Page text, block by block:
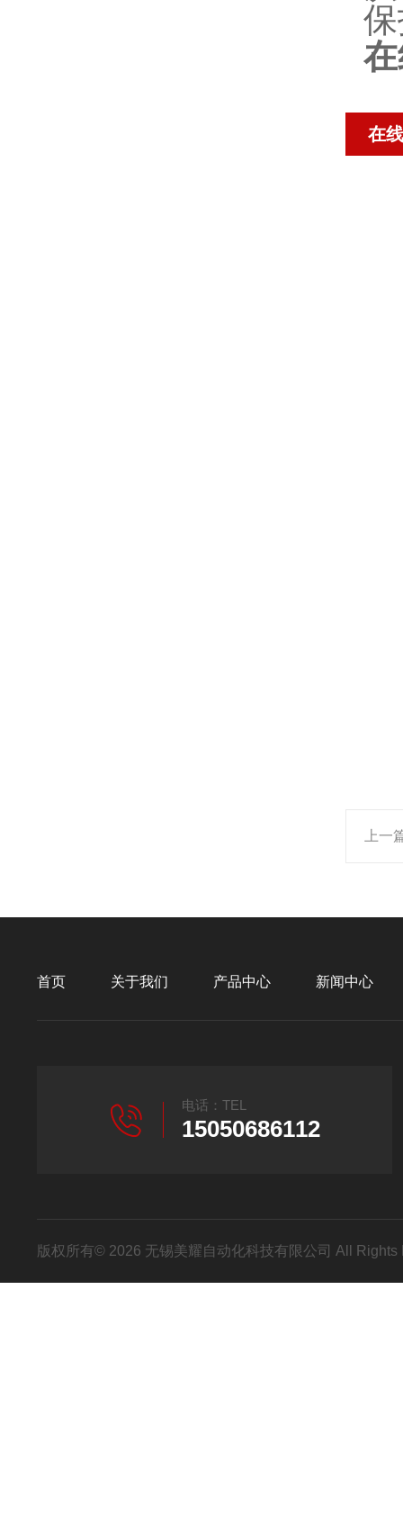
在
上一
首页 关于我们 产品中心 新闻中心
电话：TEL
15050686112
版权所有© 2026 无锡美耀自动化科技有限公司 All